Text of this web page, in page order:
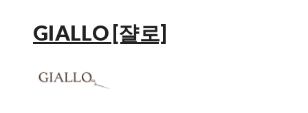
GIALLO [쟐로]